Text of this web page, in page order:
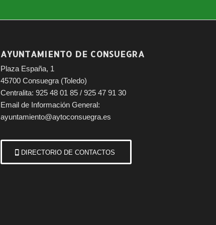
AYUNTAMIENTO DE CONSUEGRA
Plaza España, 1
45700 Consuegra (Toledo)
Centralita: 925 48 01 85 / 925 47 91 30
Email de Información General:
ayuntamiento@aytoconsuegra.es
DIRECTORIO DE CONTACTOS